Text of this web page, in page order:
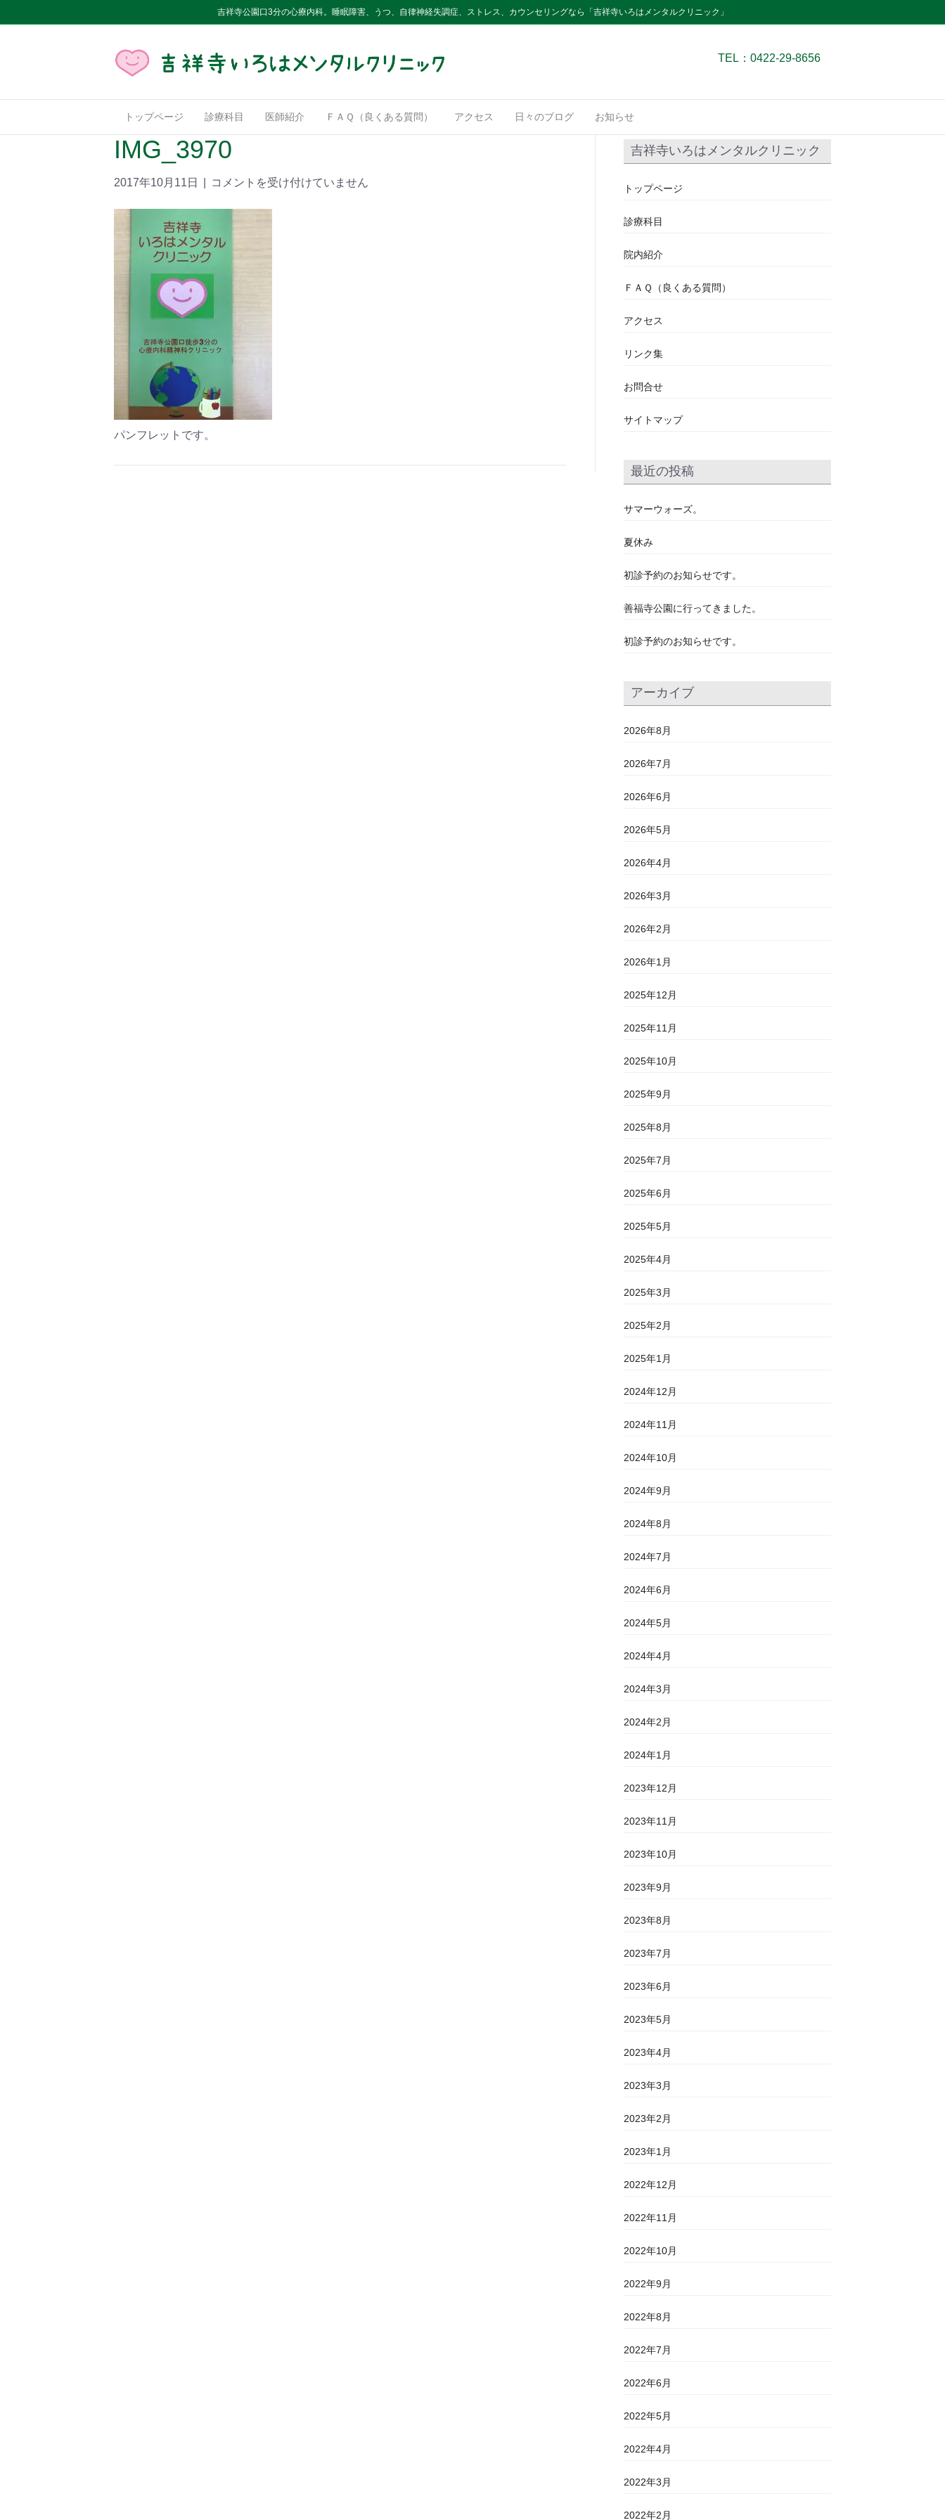
吉祥寺公園口3分の心療内科。睡眠障害、うつ、自律神経失調症、ストレス、カウンセリングなら「吉祥寺いろはメンタルクリニック」
TEL：0422-29-8656
トップページ 診療科目 医師紹介 ＦＡＱ（良くある質問） アクセス 日々のブログ お知らせ
IMG_3970
2017年10月11日 コメントを受け付けていません
パンフレットです。
吉祥寺いろはメンタルクリニック
トップページ
診療科目
院内紹介
ＦＡＱ（良くある質問）
アクセス
リンク集
お問合せ
サイトマップ
最近の投稿
サマーウォーズ。
夏休み
初診予約のお知らせです。
善福寺公園に行ってきました。
初診予約のお知らせです。
アーカイブ
2026年8月
2026年7月
2026年6月
2026年5月
2026年4月
2026年3月
2026年2月
2026年1月
2025年12月
2025年11月
2025年10月
2025年9月
2025年8月
2025年7月
2025年6月
2025年5月
2025年4月
2025年3月
2025年2月
2025年1月
2024年12月
2024年11月
2024年10月
2024年9月
2024年8月
2024年7月
2024年6月
2024年5月
2024年4月
2024年3月
2024年2月
2024年1月
2023年12月
2023年11月
2023年10月
2023年9月
2023年8月
2023年7月
2023年6月
2023年5月
2023年4月
2023年3月
2023年2月
2023年1月
2022年12月
2022年11月
2022年10月
2022年9月
2022年8月
2022年7月
2022年6月
2022年5月
2022年4月
2022年3月
2022年2月